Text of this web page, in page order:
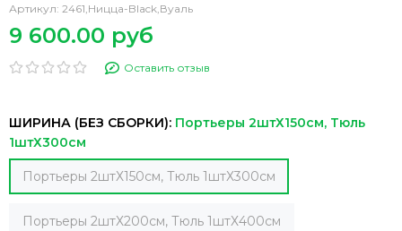
Артикул: 2461,Ницца-Black,Вуаль
9 600.00 руб
Оставить отзыв
ШИРИНА (БЕЗ СБОРКИ): Портьеры 2штХ150см, Тюль
1штХ300см
Портьеры 2штХ150см, Тюль 1штХ300см
Портьеры 2штХ200см, Тюль 1штХ400см